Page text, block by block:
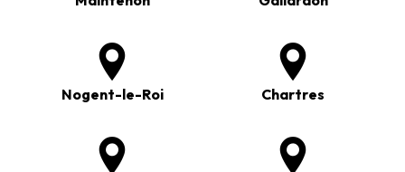
Nogent-le-Roi Chartres